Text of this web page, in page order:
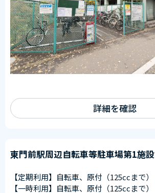
詳細を確認
東門前駅周辺自転車等駐車場第1施設
【定期利用】自転車、原付（125ccまで）
【一時利用】自転車、原付（125ccまで）